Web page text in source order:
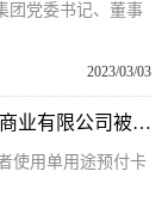
团党委书记、董事
2023/03/03
焦点速读：限制用卡拒绝退卡 海口家乐福商业有限公司被罚3万元
使用单用途预付卡